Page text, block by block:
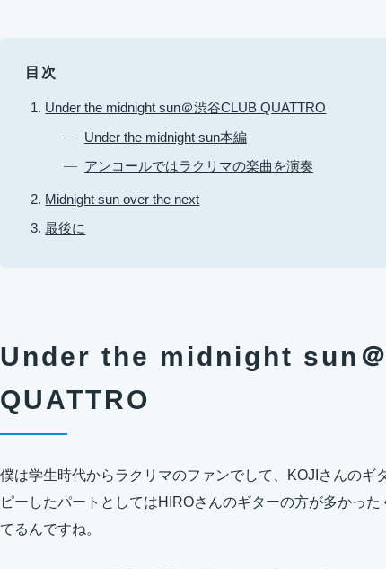
目次
Under the midnight sun＠渋谷CLUB QUATTRO
Under the midnight sun本編
アンコールではラクリマの楽曲を演奏
Midnight sun over the next
最後に
Under the midnight sun＠
QUATTRO
僕は学生時代からラクリマのファンでして、KOJIさんのギ
ピーしたパートとしてはHIROさんのギターの方が多かっ
てるんですね。